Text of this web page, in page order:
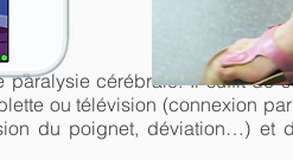
cérébrale. Il suffit de
ou télévision (connexion
du poignet, déviation…)